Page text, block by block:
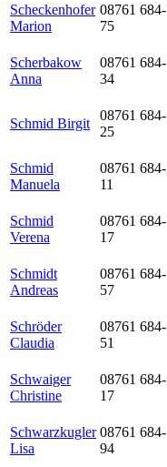
Scheckenhofer
Marion
08761 684-
75
Scherbakow
Anna
08761 684-
34
Schmid Birgit
08761 684-
25
Schmid
Manuela
08761 684-
11
Schmid
Verena
08761 684-
17
Schmidt
Andreas
08761 684-
57
Schröder
Claudia
08761 684-
51
Schwaiger
Christine
08761 684-
17
Schwarzkugler
Lisa
08761 684-
94